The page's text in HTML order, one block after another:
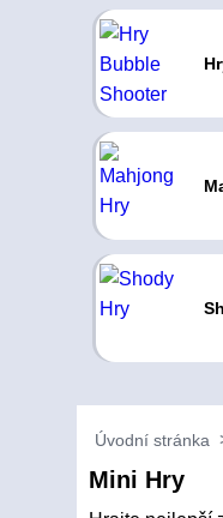
Úvodní stránka
Mini Hry